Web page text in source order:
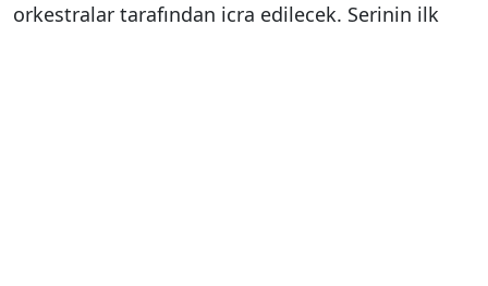
orkestralar tarafından icra edilecek. Serinin ilk